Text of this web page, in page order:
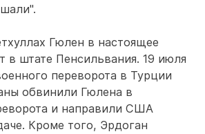
Гюлен в настоящее
в штате Пенсильвания. 19 июля
переворота в Турции
обвинили Гюлена в
и направили США
Кроме того, Эрдоган